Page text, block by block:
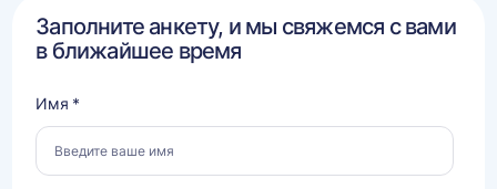
Заполните анкету, и мы свяжемся с вами
в ближайшее время
Имя *